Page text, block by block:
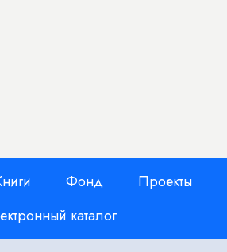
Фонд Проекты
каталог